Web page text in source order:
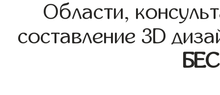
Области,
составление 3D